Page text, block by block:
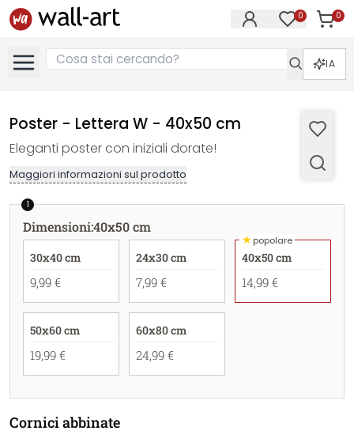
0 0
IA
Poster - Lettera W - 40x50 cm
Eleganti poster con iniziali dorate!
Maggiori informazioni sul prodotto
1
Dimensioni:40x50 cm
30x40 cm
9,99 €
24x30 cm
7,99 €
★popolare
40x50 cm
14,99 €
50x60 cm
19,99 €
60x80 cm
24,99 €
Cornici abbinate